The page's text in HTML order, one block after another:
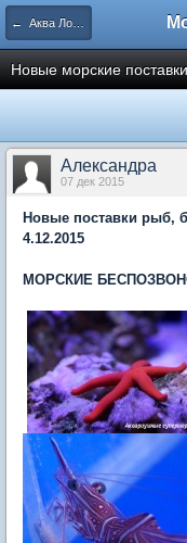
← Аква Лого. Аквариумные салоны и супермаркеты.
Новые морские
Александра
07 дек 2015
Новые поставки рыб,
4.12.2015
МОРСКИЕ